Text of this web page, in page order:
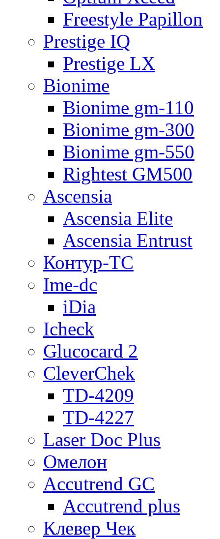
Freestyle Papillon
Prestige IQ
Prestige LX
Bionime
Bionime gm-110
Bionime gm-300
Bionime gm-550
Rightest GM500
Ascensia
Ascensia Elite
Ascensia Entrust
Контур-ТС
Ime-dc
iDia
Icheck
Glucocard 2
CleverChek
TD-4209
TD-4227
Laser Doc Plus
Омелон
Accutrend GC
Accutrend plus
Клевер Чек